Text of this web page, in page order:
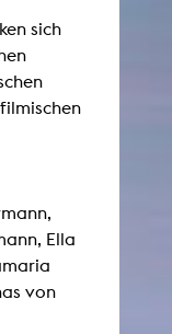
sich
Ella
von